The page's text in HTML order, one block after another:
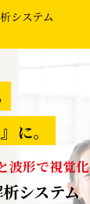
に。
波形で視覚化
システム